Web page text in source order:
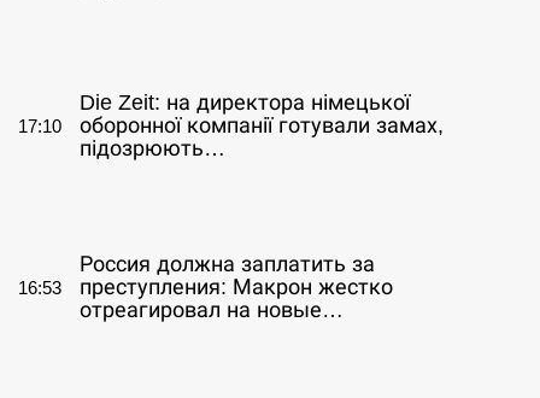
17:10
Die Zeit: на директора німецької
оборонної компанії готували замах,
підозрюють…
16:53
Россия должна заплатить за
преступления: Макрон жестко
отреагировал на новые…